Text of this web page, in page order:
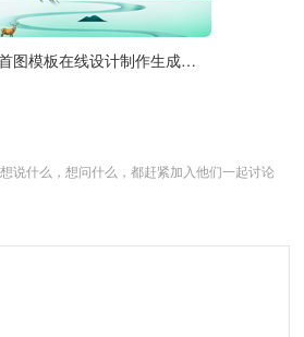
1920px 950px 清明节公众号首图模板在线设计制作生成二维码模板图片
说什么，想问什么，都赶紧加入他们一起讨论